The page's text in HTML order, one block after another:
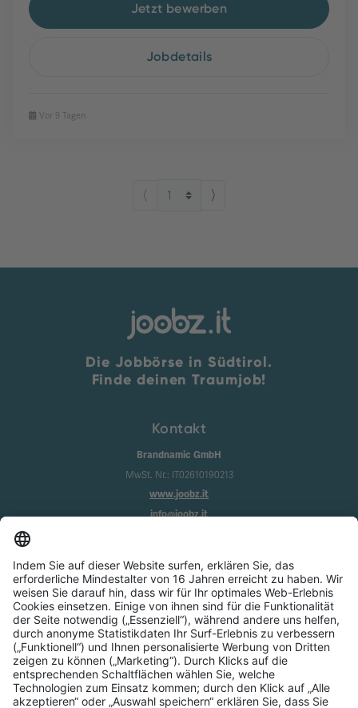
Jetzt bewerben
Jobdetails
Vor 9 Tagen
⟨ ⟩
Die Jobbörse in Südtirol.
Finde deinen Traumjob!
Kontakt
Brandnamic GmbH
MwSt. Nr.: IT02610190213
www.joobz.it
info@joobz.it
Impressum
Datenschutz
AGB
Cookie-Einstellungen
Service
Über uns